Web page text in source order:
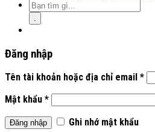
.
Đăng nhập
Tên tài khoản hoặc địa chỉ email *
Mật khẩu *
Đăng nhập Ghi nhớ mật khẩu